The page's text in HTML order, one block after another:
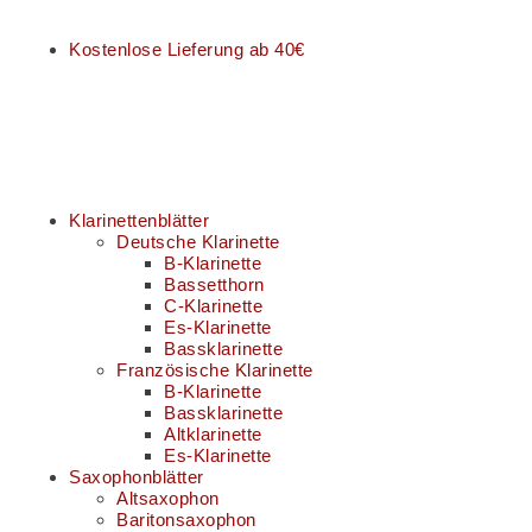
Kostenlose Lieferung ab 40€
Klarinettenblätter
Deutsche Klarinette
B-Klarinette
Bassetthorn
C-Klarinette
Es-Klarinette
Bassklarinette
Französische Klarinette
B-Klarinette
Bassklarinette
Altklarinette
Es-Klarinette
Saxophonblätter
Altsaxophon
Baritonsaxophon